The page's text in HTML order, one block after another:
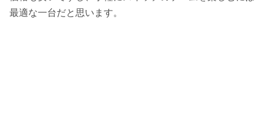
最適な一台だと思います。